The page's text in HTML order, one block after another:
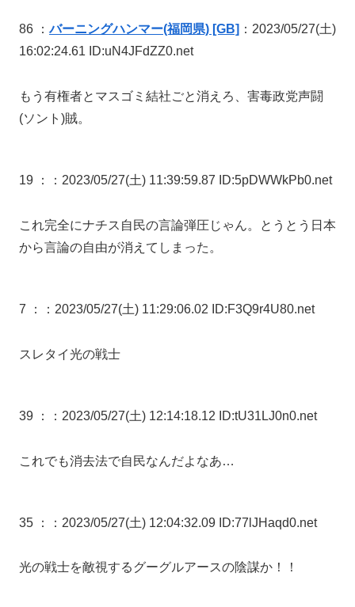
86 ：バーニングハンマー(福岡県) [GB] ：2023/05/27(土)
16:02:24.61 ID:uN4JFdZZ0.net
もう有権者とマスゴミ結社ごと消えろ、害毒政党声闘
(ソント)賊。
19 ： ：2023/05/27(土) 11:39:59.87 ID:5pDWWkPb0.net
これ完全にナチス自民の言論弾圧じゃん。とうとう日本
から言論の自由が消えてしまった。
7 ： ：2023/05/27(土) 11:29:06.02 ID:F3Q9r4U80.net
スレタイ光の戦士
39 ： ：2023/05/27(土) 12:14:18.12 ID:tU31LJ0n0.net
これでも消去法で自民なんだよなあ…
35 ： ：2023/05/27(土) 12:04:32.09 ID:77lJHaqd0.net
光の戦士を敵視するグーグルアースの陰謀か！！